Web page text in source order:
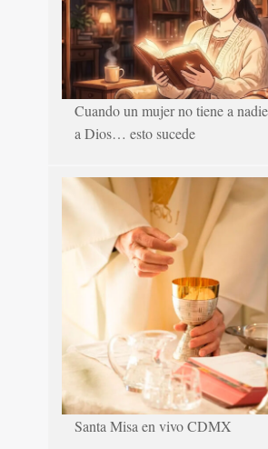
Cuando un mujer no tiene a
a Dios… esto sucede
Santa Misa en vivo CDMX